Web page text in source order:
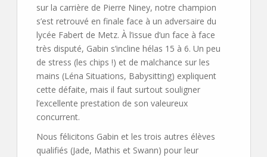
sur la carrière de Pierre Niney, notre champion
s’est retrouvé en finale face à un adversaire du
lycée Fabert de Metz. À l’issue d’un face à face
très disputé, Gabin s’incline hélas 15 à 6. Un peu
de stress (les chips !) et de malchance sur les
mains (Léna Situations, Babysitting) expliquent
cette défaite, mais il faut surtout souligner
l’excellente prestation de son valeureux
concurrent.
Nous félicitons Gabin et les trois autres élèves
qualifiés (Jade, Mathis et Swann) pour leur